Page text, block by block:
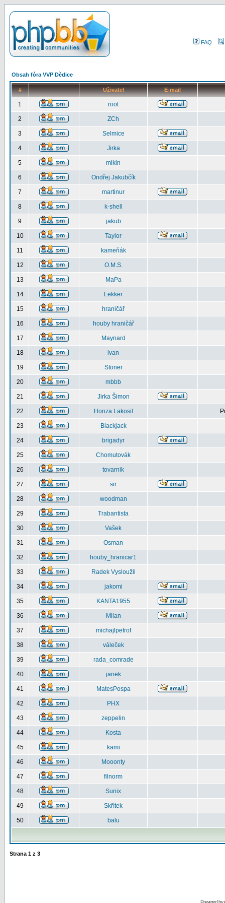
FAQ
Obsah fóra VVP Dědice
# Uživatel E-mail
1 root
2 ZCh
3 Selmice
4 Jirka
5 mikin
6 Ondřej Jakubčík
7 martinur
8 k-shell
9 jakub
10 Taylor
11 kameňák
12 O.M.S.
13 MaPa
14 Lekker
15 hraničář
16 houby hraničář
17 Maynard
18 ivan
19 Stoner
20 mbbb
21 Jirka Šimon
22 Honza Lakosil
23 Blackjack
24 brigadyr
25 Chomutovák
26 tovarnik
27 sir
28 woodman
29 Trabantista
30 Vašek
31 Osman
32 houby_hranicar1
33 Radek Vysloužil
34 jakomi
35 KANTA1955
36 Milan
37 michajlpetrof
38 váleček
39 rada_comrade
40 janek
41 MatesPospa
42 PHX
43 zeppelin
44 Kosta
45 kami
46 Mooonty
47 filnorm
48 Sunix
49 Skřítek
50 balu
Strana 1 z 3
Powered by